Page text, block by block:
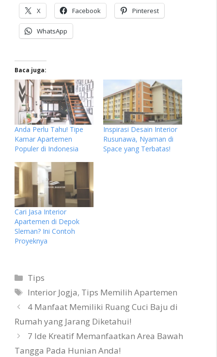
X Facebook Pinterest
WhatsApp
Baca juga:
Anda Perlu Tahu! Tipe
Kamar Apartemen
Populer di Indonesia
Inspirasi Desain Interior
Rusunawa, Nyaman di
Space yang Terbatas!
Cari Jasa Interior
Apartemen di Depok
Sleman? Ini Contoh
Proyeknya
Categories
Tips
Tags
Interior Jogja, Tips Memilih Apartemen
4 Manfaat Memiliki Ruang Cuci Baju di
Rumah yang Jarang Diketahui!
7 Ide Kreatif Memanfaatkan Area Bawah
Tangga Pada Hunian Anda!